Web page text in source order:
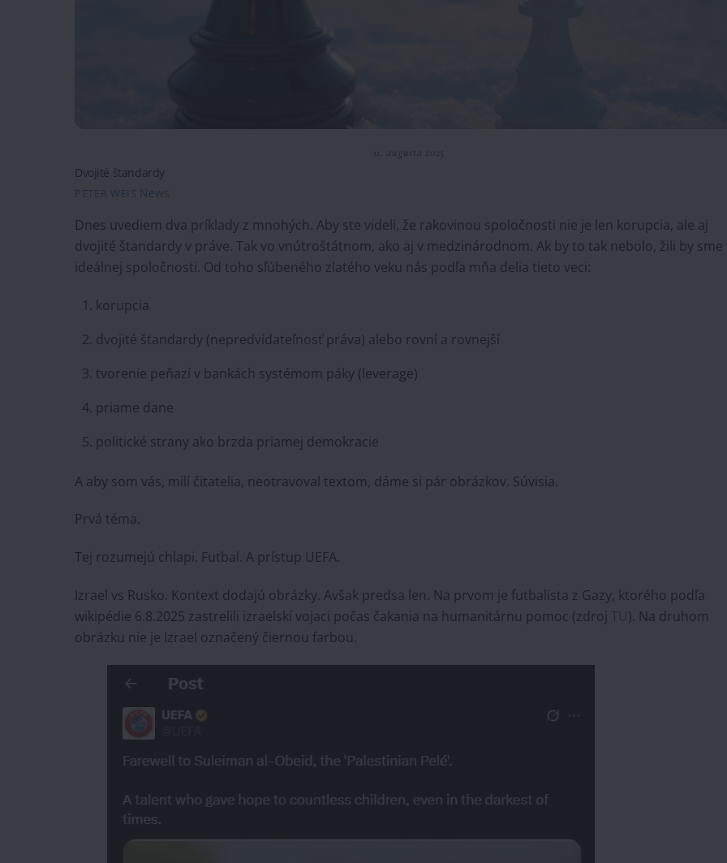
11. augusta 2025
Dvojité štandardy
PETER WEIS News
Dnes uvediem dva príklady z mnohých. Aby ste videli, že rakovinou spoločnosti nie je len korupcia, ale aj
dvojité štandardy v práve. Tak vo vnútroštátnom, ako aj v medzinárodnom. Ak by to tak nebolo, žili by sme
ideálnej spoločnosti. Od toho sľúbeného zlatého veku nás podľa mňa delia tieto veci:
korupcia
dvojité štandardy (nepredvídateľnosť práva) alebo rovní a rovnejší
tvorenie peňazí v bankách systémom páky (leverage)
priame dane
politické strany ako brzda priamej demokracie
A aby som vás, milí čitatelia, neotravoval textom, dáme si pár obrázkov. Súvisia.
Prvá téma.
Tej rozumejú chlapi. Futbal. A prístup UEFA.
Izrael vs Rusko. Kontext dodajú obrázky. Avšak predsa len. Na prvom je futbalista z Gazy, ktorého podľa
wikipédie 6.8.2025 zastrelili izraelskí vojaci počas čakania na humanitárnu pomoc (zdroj TU). Na druhom
obrázku nie je Izrael označený čiernou farbou.